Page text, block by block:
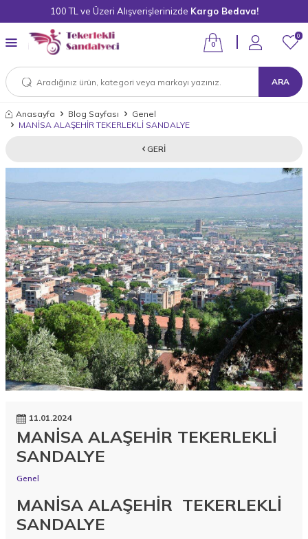
100 TL ve Üzeri Alışverişlerinizde Kargo Bedava!
ARA
0
0
Anasayfa Blog Sayfası
Genel
MANİSA ALAŞEHİR TEKERLEKLİ SANDALYE
GERI
11.01.2024
MANİSA ALAŞEHİR TEKERLEKLİ
SANDALYE
Genel
MANİSA ALAŞEHİR TEKERLEKLİ
SANDALYE